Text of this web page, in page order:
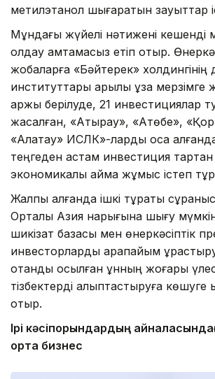
метилэтанол шығаратын зауыттар
Мұндағы жүйелі нәтижені кешенді
қолдау қамтамасыз етіп отыр.
жобаларға «Бәйтерек» холдингінің
институттары арқылы ұзақ мерзімге
қаржы берілуде, 21 инвестициялар
жасалған, «Атырау», «Ақтөбе»,
«Алатау» ИСЛК»-ларды қоса
теңгеден астам инвестиция
экономикалық аймақ жұмыс істеп
Жалпы алғанда ішкі тұрақты
Орталық Азия нарығына шығу
шикізат базасы мен өнеркәсіптік
инвесторларды қарапайым құрастыру
отандық қосылған құнның жоғары
тізбектерді қалыптастыруға
отыр.
Ірі кәсіпорындардың
орта бизнес